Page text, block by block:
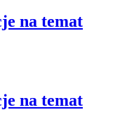
na temat
na temat